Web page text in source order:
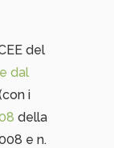
del
dal
i
della
e n.